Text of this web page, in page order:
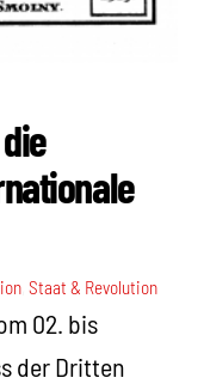
,Staat & Revolution
02. bis
der Dritten